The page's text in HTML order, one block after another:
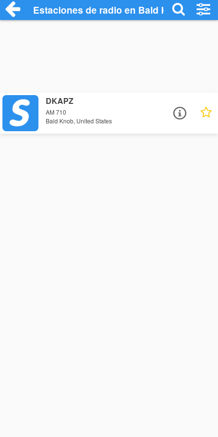
Estaciones de radio en Bald Knob -
DKAPZ
AM 710
Bald Knob, United States